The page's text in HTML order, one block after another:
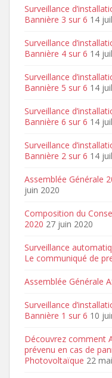
Surveillance
Bannière 3 sur 6 14
Surveillance
Bannière 4 sur 6 14
Surveillance
Bannière 5 sur 6 14
Surveillance
Bannière 6 sur 6 14
Surveillance
Bannière 2 sur 6 14
Assemblée Générale
juin 2020
Composition du
2020 27 juin 2020
Surveillance
Le communiqué de
Assemblée Générale
Surveillance
Bannière 1 sur 6 10
Découvrez comment
prévenu en cas de
Photovoltaïque 22